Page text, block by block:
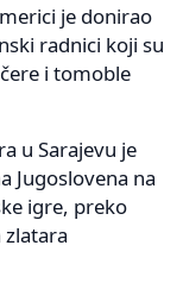
je donirao
radnici koji su
i tomoble
u Sarajevu je
Jugoslovena na
igre, preko
zlatara